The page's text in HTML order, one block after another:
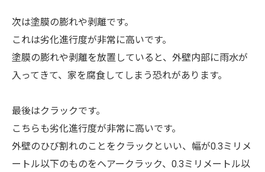
次は塗膜の膨れや剥離です。
これは劣化進行度が非常に高いです。
塗膜の膨れや剥離を放置していると、外壁内部に雨水が
入ってきて、家を腐食してしまう恐れがあります。
最後はクラックです。
こちらも劣化進行度が非常に高いです。
外壁のひび割れのことをクラックといい、幅が0.3ミリメ
ートル以下のものをヘアークラック、0.3ミリメートル以